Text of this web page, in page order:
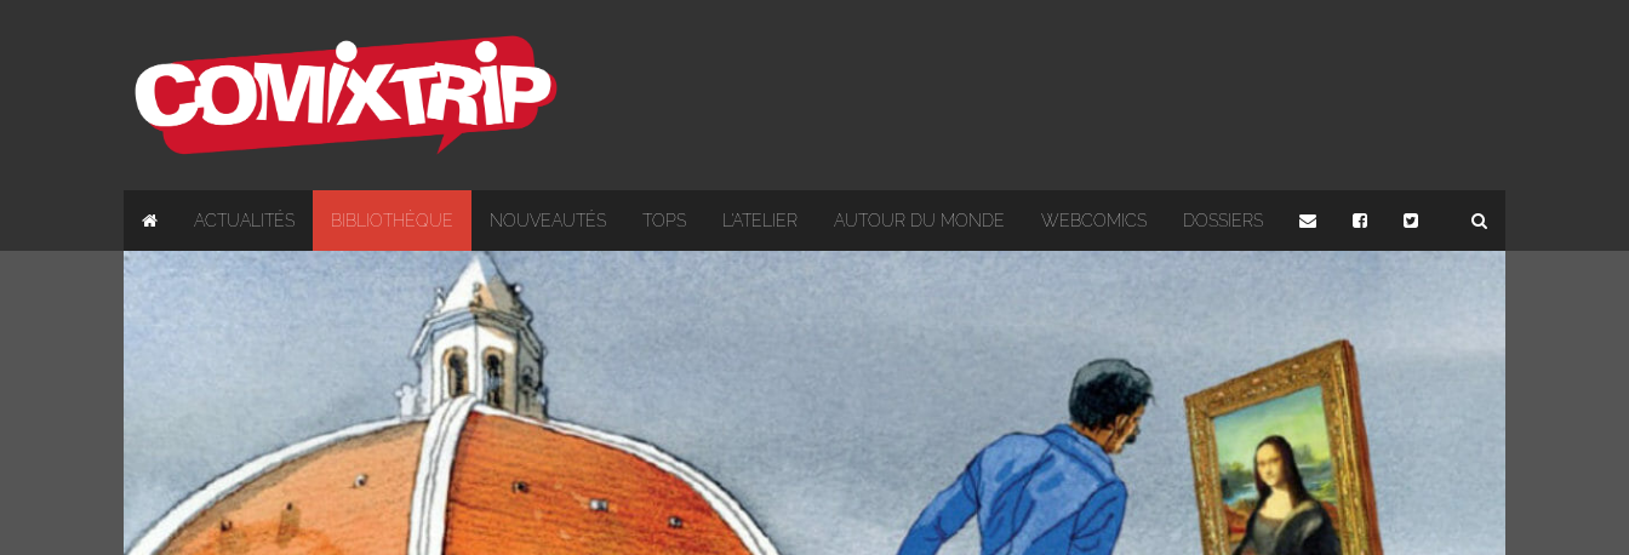
ACTUALITÉS BIBLIOTHÈQUE NOUVEAUTÉS TOPS L'ATELIER AUTOUR DU MONDE WEBCOMICS DOSSIERS